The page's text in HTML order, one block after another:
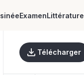
ExamenLittérature
Télécharger